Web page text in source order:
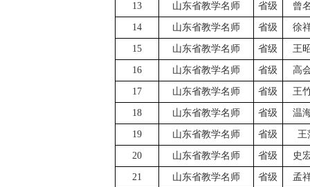
13 山东省教学名师 省级 曾
14 山东省教学名师 省级 徐
15 山东省教学名师 省级 王
16 山东省教学名师 省级 高
17 山东省教学名师 省级 王
18 山东省教学名师 省级 温
19 山东省教学名师 省级 王
20 山东省教学名师 省级 史
21 山东省教学名师 省级 孟